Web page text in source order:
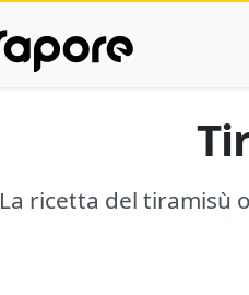
La ricetta del tiramisù